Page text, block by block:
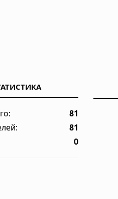
американской трагедии
— как найти свой образ
81
81
0